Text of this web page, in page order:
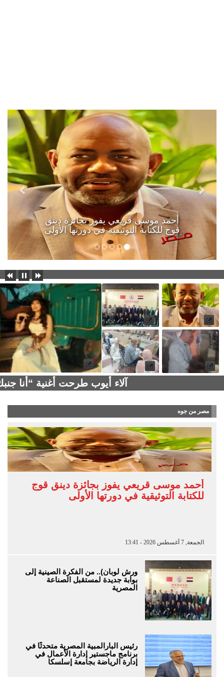
أحمد موسى قريعي يفوز بجائزة دينق
قوج للكتابة التوثيقية في دورتها الأولى
آلاء أيوب طرحت أغنية “أنا
مصر من جوه
أحمد موسى قريعي يفوز بجائزة دينق قوج
للكتابة التوثيقية في دورتها الأولى
الجمعة, 7 أغسطس 2026 - 13:41
ورش لوبان).. من الفكرة الصينية إلى
بوابة جديدة لمستقبل الصناعة
المصرية
رئيس البارالمبية المصرية متحدثًا في
برنامج ماجستير إدارة الأعمال في
إدارة الرياضة بجامعة إسلسكا